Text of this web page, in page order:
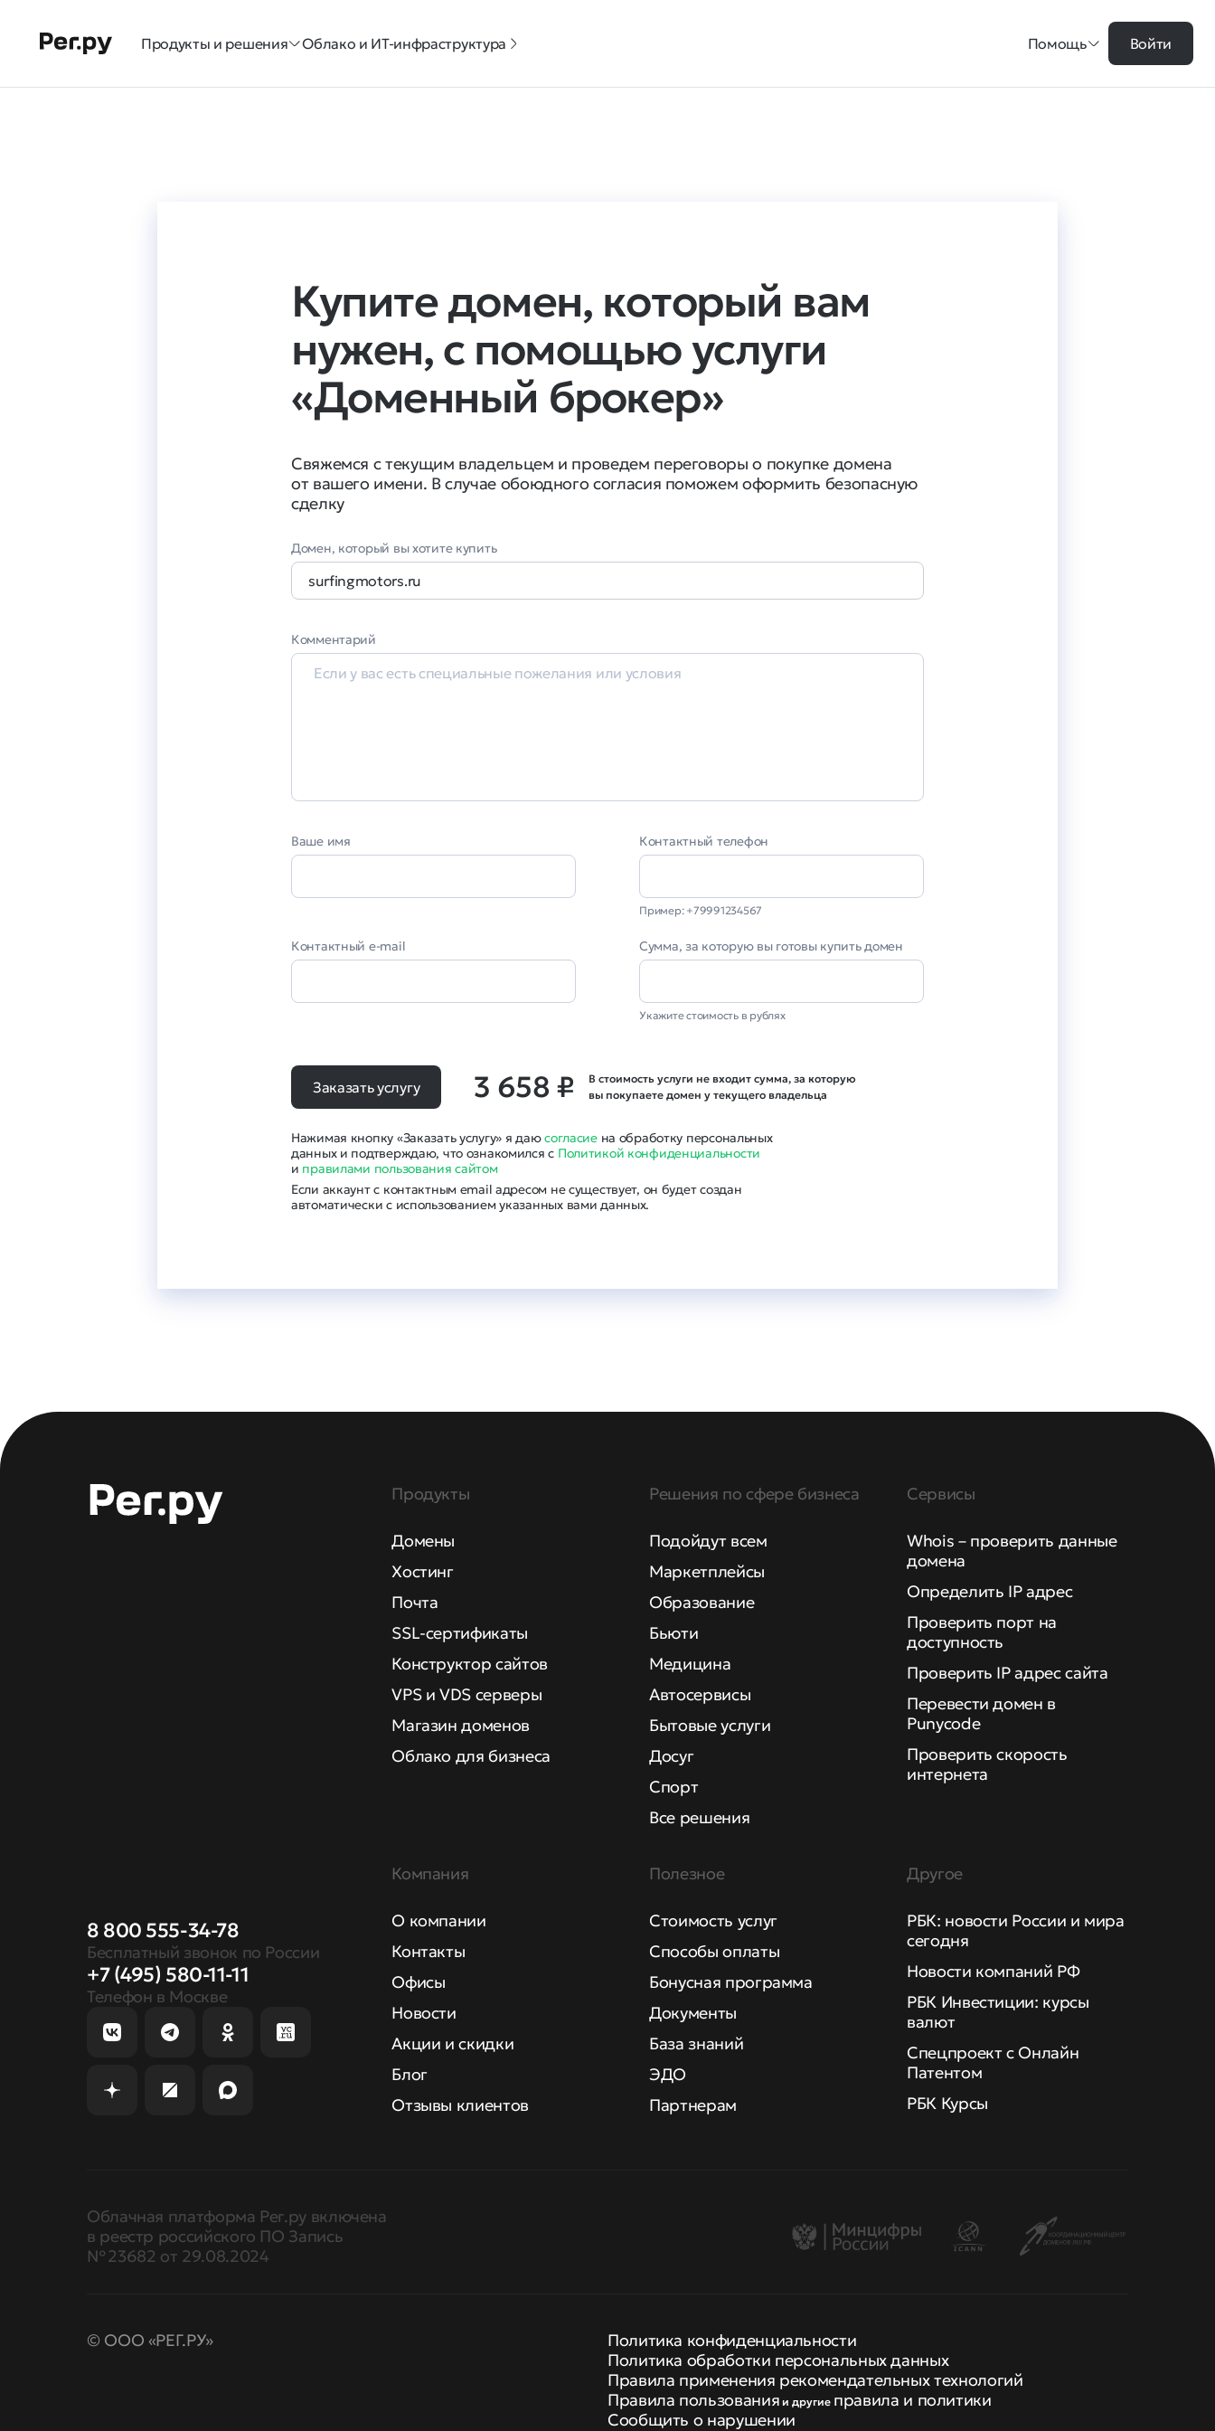
Продукты и решения Облако и ИТ-инфраструктура Помощь Войти
Купите домен, который вам
нужен, с помощью услуги
«Доменный брокер»
Свяжемся с текущим владельцем и проведем переговоры о покупке домена
от вашего имени. В случае обоюдного согласия поможем оформить безопасную
сделку
Домен, который вы хотите купить
Комментарий
Ваше имя Контактный телефон
Пример: +79991234567
Контактный e-mail Сумма, за которую вы готовы купить домен
Укажите стоимость в рублях
Заказать услугу 3 658 ₽
В стоимость услуги не входит сумма, за которую
вы покупаете домен у текущего владельца
Нажимая кнопку «Заказать услугу» я даюсогласиена обработку персональных
данных и подтверждаю, что ознакомился с Политикой конфиденциальности
и правилами пользования сайтом
Если аккаунт с контактным email адресом не существует, он будет создан
автоматически с использованием указанных вами данных.
8 800 555-34-78
Бесплатный звонок по России
+7 (495) 580-11-11
Телефон в Москве
Продукты
Домены
Хостинг
Почта
SSL-сертификаты
Конструктор сайтов
VPS и VDS серверы
Магазин доменов
Облако для бизнеса
Решения по сфере бизнеса
Подойдут всем
Маркетплейсы
Образование
Бьюти
Медицина
Автосервисы
Бытовые услуги
Досуг
Спорт
Все решения
Сервисы
Whois – проверить данные
домена
Определить IP адрес
Проверить порт на
доступность
Проверить IP адрес сайта
Перевести домен в
Punycode
Проверить скорость
интернета
Компания
О компании
Контакты
Офисы
Новости
Акции и скидки
Блог
Отзывы клиентов
Полезное
Стоимость услуг
Способы оплаты
Бонусная программа
Документы
База знаний
ЭДО
Партнерам
Другое
РБК: новости России и мира
сегодня
Новости компаний РФ
РБК Инвестиции: курсы
валют
Спецпроект с Онлайн
Патентом
РБК Курсы
Облачная платформа Рег.ру включена
в реестр российского ПО Запись
№ 23682 от 29.08.2024
© ООО «РЕГ.РУ»
Политика конфиденциальности
Политика обработки персональных данных
Правила применения рекомендательных технологий
Правила пользования и другие правила и политики
Сообщить о нарушении